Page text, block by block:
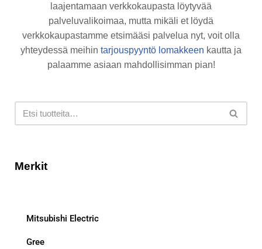
laajentamaan verkkokaupasta löytyvää
palveluvalikoimaa, mutta mikäli et löydä
verkkokaupastamme etsimääsi palvelua nyt, voit olla
yhteydessä meihin tarjouspyyntö lomakkeen kautta ja
palaamme asiaan mahdollisimman pian!
Merkit
Mitsubishi Electric
Gree